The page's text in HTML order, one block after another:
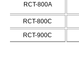
RCT-800A
RCT-800C
RCT-900C